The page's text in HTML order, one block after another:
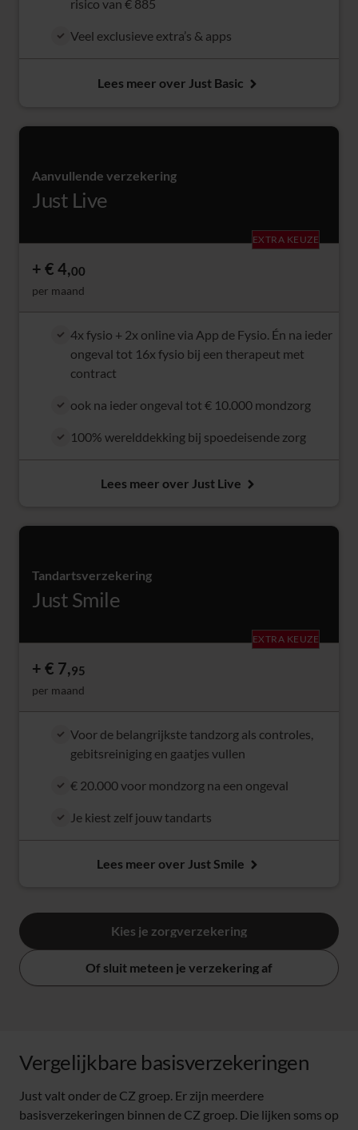
risico van € 885
Veel exclusieve extra’s & apps
Lees meer over Just Basic
Aanvullende verzekering
Just Live
EXTRA KEUZE
€ 4,00
per maand
4x fysio + 2x online via App de Fysio. Én na ieder
ongeval tot 16x fysio bij een therapeut met
contract
ook na ieder ongeval tot € 10.000 mondzorg
100% werelddekking bij spoedeisende zorg
Lees meer over Just Live
Tandartsverzekering
Just Smile
EXTRA KEUZE
€ 7,95
per maand
Voor de belangrijkste tandzorg als controles,
gebitsreiniging en gaatjes vullen
€ 20.000 voor mondzorg na een ongeval
Je kiest zelf jouw tandarts
Lees meer over Just Smile
Kies je zorgverzekering
Of sluit meteen je verzekering af
Vergelijkbare basisverzekeringen
Just valt onder de CZ groep. Er zijn meerdere
basisverzekeringen binnen de CZ groep. Die lijken soms op